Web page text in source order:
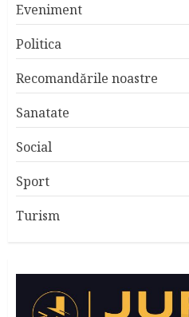
Eveniment
Politica
Recomandările noastre
Sanatate
Social
Sport
Turism